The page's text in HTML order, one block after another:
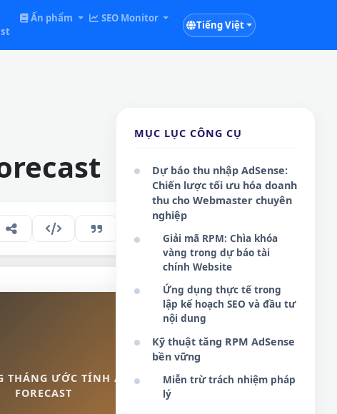
Ấn phẩm SEO Monitor
Tiếng Việt
THÁNG ƯỚC TÍNH / MONTHLY
FORECAST
MỤC LỤC CÔNG CỤ
Dự báo thu nhập AdSense:
Chiến lược tối ưu hóa doanh
thu cho Webmaster chuyên
nghiệp
Giải mã RPM: Chìa khóa
vàng trong dự báo tài
chính Website
Ứng dụng thực tế trong
lập kế hoạch SEO và đầu tư
nội dung
Kỹ thuật tăng RPM AdSense
bền vững
Miễn trừ trách nhiệm pháp
lý